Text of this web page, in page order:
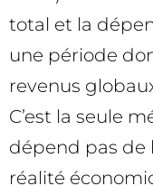
total et la
une période
revenus
C’est la seule
dépend pas de
réalité